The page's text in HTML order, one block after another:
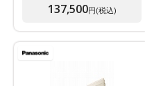
137,500円(税込)